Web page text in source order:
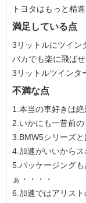
トヨタはもっと精
満足している点
3リットルにツイン
バカでも楽に飛ばせ
3リットルツインタ
不満な点
1.本当の車好きは絶
2.いかにも一昔前
3.BMW5シリーズと
4.加速がいいからス
5.パッケージング
ぁ・・・・
6.加速ではアリス